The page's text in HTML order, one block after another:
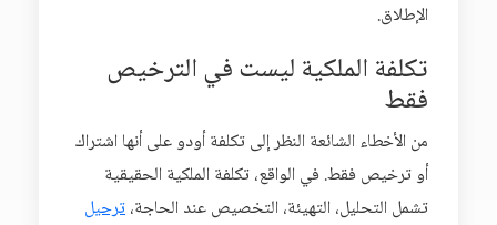
الإطلاق.
تكلفة الملكية ليست في الترخيص
فقط
من الأخطاء الشائعة النظر إلى تكلفة أودو على أنها اشتراك
أو ترخيص فقط. في الواقع، تكلفة الملكية الحقيقية
تشمل التحليل، التهيئة، التخصيص عند الحاجة،ترحيل